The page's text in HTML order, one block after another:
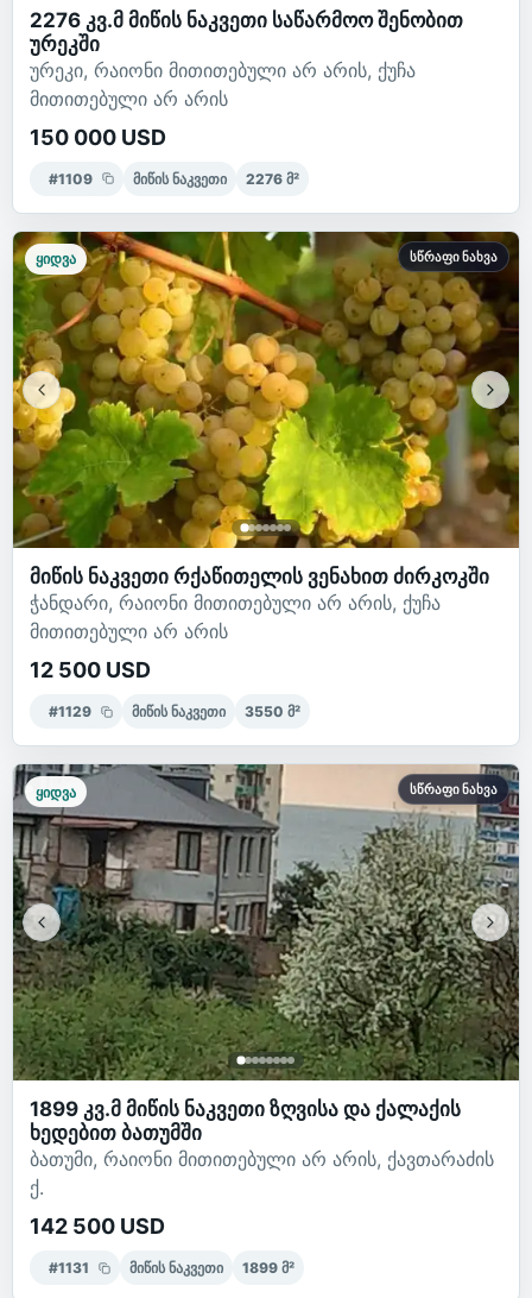
2276 კვ.მ მიწის ნაკვეთი საწარმოო შენობით
ურეკში
ურეკი, რაიონი მითითებული არ არის, ქუჩა
მითითებული არ არის
150 000 USD
#1109 მიწის ნაკვეთი 2276 მ²
ყიდვა სწრაფი ნახვა
მიწის ნაკვეთი რქაწითელის ვენახით ძირკოკში
ჭანდარი, რაიონი მითითებული არ არის, ქუჩა
მითითებული არ არის
12 500 USD
#1129 მიწის ნაკვეთი 3550 მ²
ყიდვა სწრაფი ნახვა
1899 კვ.მ მიწის ნაკვეთი ზღვისა და ქალაქის
ხედებით ბათუმში
ბათუმი, რაიონი მითითებული არ არის, ქავთარაძის
ქ.
142 500 USD
#1131 მიწის ნაკვეთი 1899 მ²